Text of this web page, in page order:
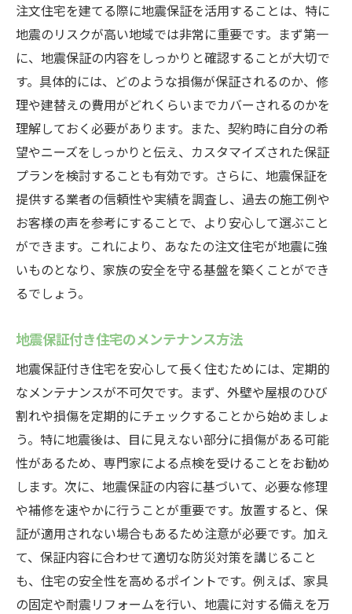
注文住宅を建てる際に地震保証を活用することは、特に
地震のリスクが高い地域では非常に重要です。まず第一
に、地震保証の内容をしっかりと確認することが大切で
す。具体的には、どのような損傷が保証されるのか、修
理や建替えの費用がどれくらいまでカバーされるのかを
理解しておく必要があります。また、契約時に自分の希
望やニーズをしっかりと伝え、カスタマイズされた保証
プランを検討することも有効です。さらに、地震保証を
提供する業者の信頼性や実績を調査し、過去の施工例や
お客様の声を参考にすることで、より安心して選ぶこと
ができます。これにより、あなたの注文住宅が地震に強
いものとなり、家族の安全を守る基盤を築くことができ
るでしょう。
地震保証付き住宅のメンテナンス方法
地震保証付き住宅を安心して長く住むためには、定期的
なメンテナンスが不可欠です。まず、外壁や屋根のひび
割れや損傷を定期的にチェックすることから始めましょ
う。特に地震後は、目に見えない部分に損傷がある可能
性があるため、専門家による点検を受けることをお勧め
します。次に、地震保証の内容に基づいて、必要な修理
や補修を速やかに行うことが重要です。放置すると、保
証が適用されない場合もあるため注意が必要です。加え
て、保証内容に合わせて適切な防災対策を講じること
も、住宅の安全性を高めるポイントです。例えば、家具
の固定や耐震リフォームを行い、地震に対する備えを万